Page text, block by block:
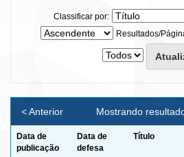
Classificar por:
Resultados/
Mostrando
< Anterior
Data de
publicação
Data de
defesa
Título